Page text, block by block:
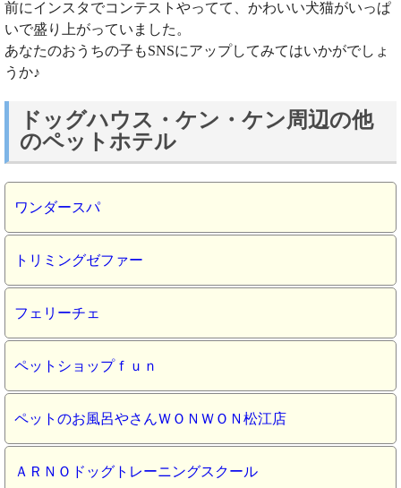
前にインスタでコンテストやってて、かわいい犬猫がいっぱ
いで盛り上がっていました。
あなたのおうちの子もSNSにアップしてみてはいかがでしょ
うか♪
ドッグハウス・ケン・ケン周辺の他
のペットホテル
ワンダースパ
トリミングゼファー
フェリーチェ
ペットショップｆｕｎ
ペットのお風呂やさんＷＯＮＷＯＮ松江店
ＡＲＮＯドッグトレーニングスクール